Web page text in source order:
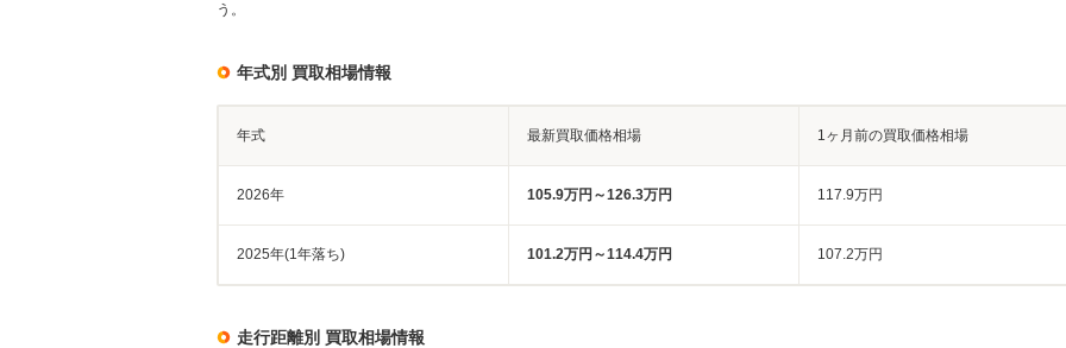
う。
年式別 買取相場情報
年式 最新買取価格相場 1ヶ月前の買取価格相場
2026年 105.9万円～126.3万円 117.9万円
2025年(1年落ち) 101.2万円～114.4万円 107.2万円
走行距離別 買取相場情報